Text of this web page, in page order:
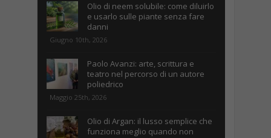
Olio di neem solubile: come diluirlo
e usarlo sulle piante senza fare
danni
Giugno 10th, 2026
Paolo Avanzi: arte, scrittura e
teatro nel percorso di un autore
poliedrico
Maggio 25th, 2026
Olio di Argan: il lusso semplice che
funziona meglio quando non